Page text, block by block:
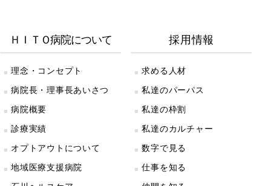
ＨＩＴＯ病院について
理念・コンセプト
病院長・理事長あいさつ
病院概要
診療実績
オプトアウトについて
地域医療支援病院
採用情報
求める人材
私達のパーパス
私達の枠割
私達のカルチャー
数字で見る
仕事を知る